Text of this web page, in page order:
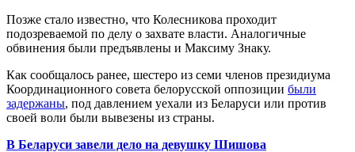
Позже стало известно, что Колесникова проходит
подозреваемой по делу о захвате власти. Аналогичные
обвинения были предъявлены и Максиму Знаку.
Как сообщалось ранее, шестеро из семи членов президиума
Координационного совета белорусской оппозиции были
задержаны, под давлением уехали из Беларуси или против
своей воли были вывезены из страны.
В Беларуси завели дело на девушку Шишова